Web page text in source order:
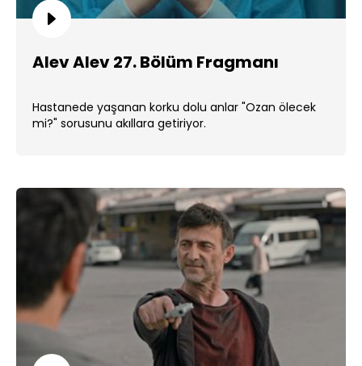
Alev Alev 27. Bölüm Fragmanı
Hastanede yaşanan korku dolu anlar "Ozan ölecek
mi?" sorusunu akıllara getiriyor.